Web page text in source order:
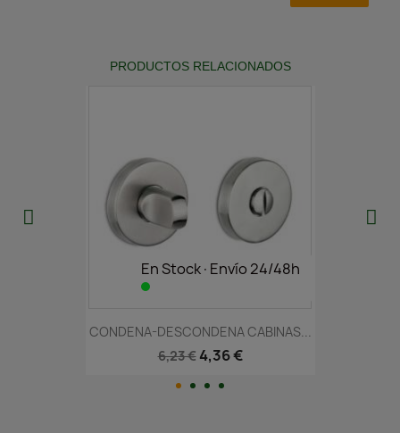
PRODUCTOS RELACIONADOS
En Stock·Envío 24/48h
CONDENA-DESCONDENA CABINAS...
6,23 € 4,36 €